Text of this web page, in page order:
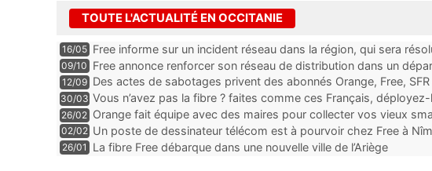
TOUTE L'ACTUALITÉ EN OCCITANIE
16/05 Free informe sur un incident réseau dans la région, qui sera
09/10 Free annonce renforcer son réseau de distribution dans un
12/09 Des actes de sabotages privent des abonnés Orange, Free,
et mobile, “c’est clairement quelqu’un qui est expert”
30/03 Vous n’avez pas la fibre ? faites comme ces Français,
26/02 Orange fait équipe avec des maires pour collecter vos vieux
02/02 Un poste de dessinateur télécom est à pourvoir chez Free à
Gard
26/01 La fibre Free débarque dans une nouvelle ville de l’Ariège